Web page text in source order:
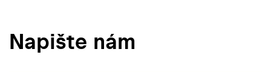
Napište nám